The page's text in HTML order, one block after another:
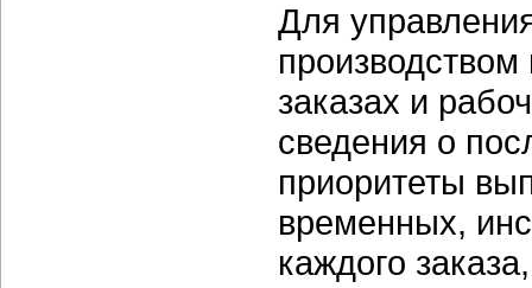
Для
заказах и
сведения о
приоритеты
временных,
каждого